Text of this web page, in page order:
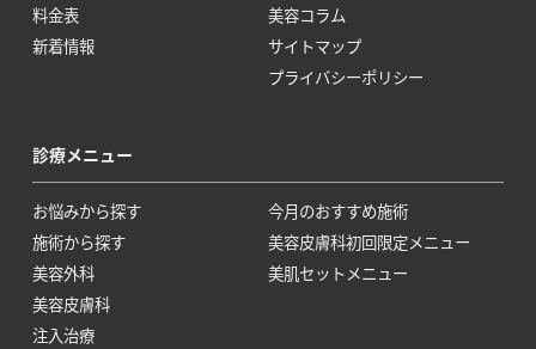
料金表
新着情報
美容コラム
サイトマップ
プライバシーポリシー
診療メニュー
お悩みから探す
施術から探す
美容外科
美容皮膚科
注入治療
今月のおすすめ施術
美容皮膚科初回限定メニュー
美肌セットメニュー